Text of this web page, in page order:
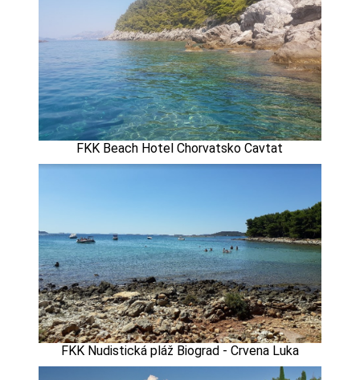
FKK Beach Hotel Chorvatsko Cavtat
FKK Nudistická pláž Biograd - Crvena Luka